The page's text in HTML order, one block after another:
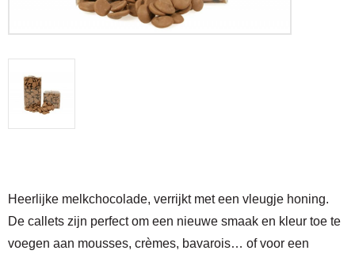
Heerlijke melkchocolade, verrijkt met een vleugje honing.
De callets zijn perfect om een nieuwe smaak en kleur toe te
voegen aan mousses, crèmes, bavarois… of voor een